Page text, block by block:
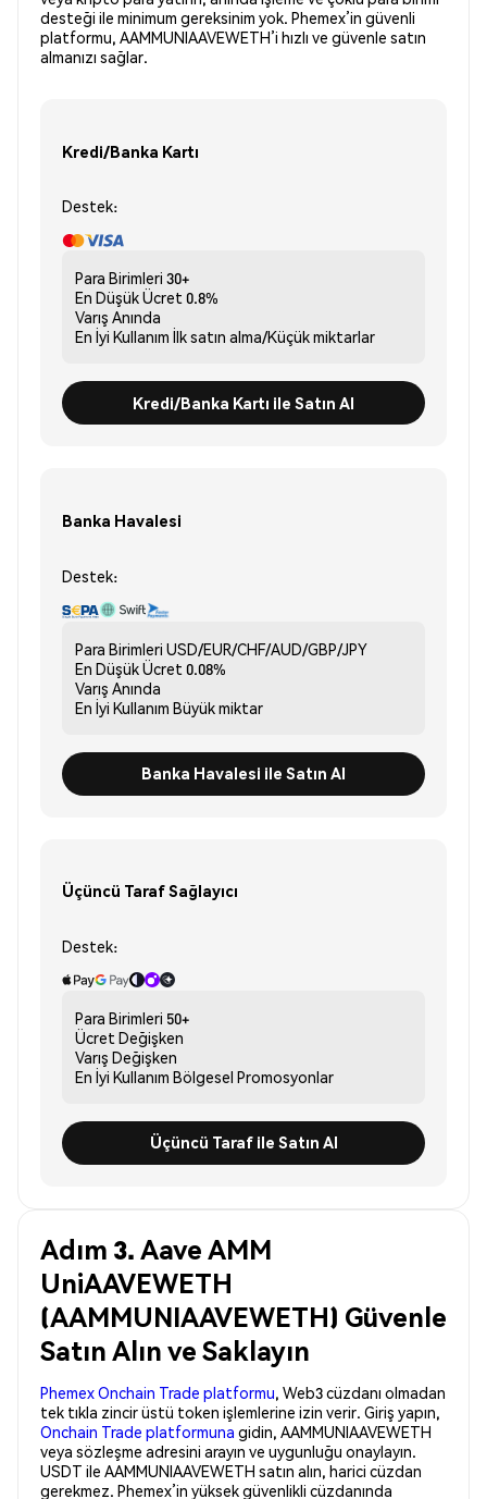
desteği ile minimum gereksinim yok. Phemex’in güvenli
platformu, AAMMUNIAAVEWETH’i hızlı ve güvenle satın
almanızı sağlar.
Kredi/Banka Kartı
Destek:
Para Birimleri 30+
En Düşük Ücret 0.8%
Varış Anında
En İyi Kullanım İlk satın alma/Küçük miktarlar
Kredi/Banka Kartı ile Satın Al
Banka Havalesi
Destek:
Para Birimleri USD/EUR/CHF/AUD/GBP/JPY
En Düşük Ücret 0.08%
Varış Anında
En İyi Kullanım Büyük miktar
Banka Havalesi ile Satın Al
Üçüncü Taraf Sağlayıcı
Destek:
Para Birimleri 50+
Ücret Değişken
Varış Değişken
En İyi Kullanım Bölgesel Promosyonlar
Üçüncü Taraf ile Satın Al
Adım 3. Aave AMM
UniAAVEWETH
(AAMMUNIAAVEWETH) Güvenle
Satın Alın ve Saklayın
Phemex Onchain Trade platformu, Web3 cüzdanı olmadan
tek tıkla zincir üstü token işlemlerine izin verir. Giriş yapın,
Onchain Trade platformuna gidin, AAMMUNIAAVEWETH
veya sözleşme adresini arayın ve uygunluğu onaylayın.
USDT ile AAMMUNIAAVEWETH satın alın, harici cüzdan
gerekmez. Phemex’in yüksek güvenlikli cüzdanında